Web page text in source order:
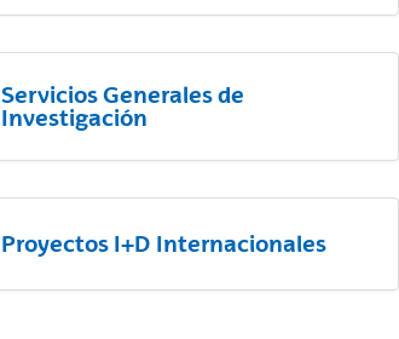
Servicios Generales de
Investigación
Proyectos I+D Internacionales